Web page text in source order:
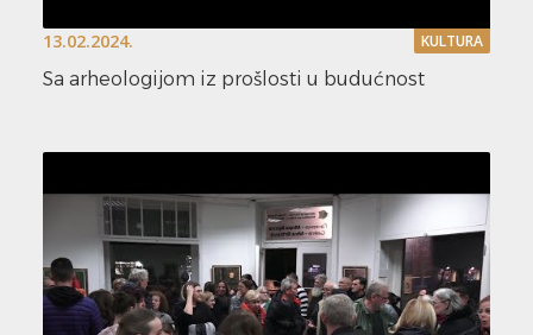
13.02.2024. KULTURA
Sa arheologijom iz prošlosti u budućnost